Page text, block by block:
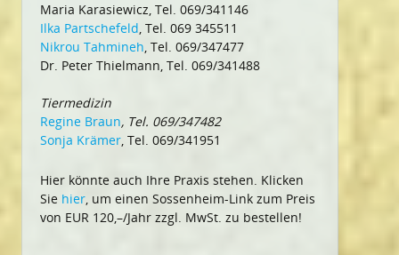
Maria Karasiewicz, Tel. 069/341146
Ilka Partschefeld, Tel. 069 345511
Nikrou Tahmineh, Tel. 069/347477
Dr. Peter Thielmann, Tel. 069/341488
Tiermedizin
Regine Braun, Tel. 069/347482
Sonja Krämer, Tel. 069/341951
Hier könnte auch Ihre Praxis stehen. Klicken
Sie hier, um einen Sossenheim-Link zum Preis
von EUR 120,–/Jahr zzgl. MwSt. zu bestellen!